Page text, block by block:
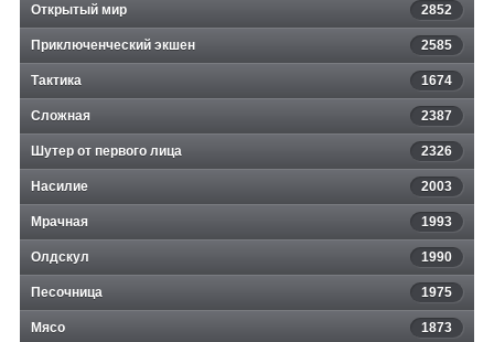
Открытый мир 2852
Приключенческий экшен 2585
Тактика 1674
Сложная 2387
Шутер от первого лица 2326
Насилие 2003
Мрачная 1993
Олдскул 1990
Песочница 1975
Мясо 1873